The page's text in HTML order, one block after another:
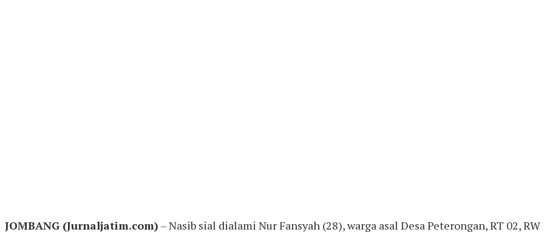
JOMBANG (Jurnaljatim.com) – Nasib sial dialami Nur Fansyah (28), warga asal Desa Peterongan, RT 02,